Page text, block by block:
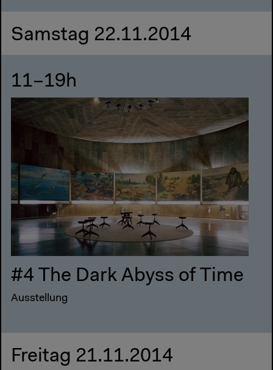
Samstag 22.11.2014
11–19h
#4 The Dark Abyss of Time
Ausstellung
Freitag 21.11.2014